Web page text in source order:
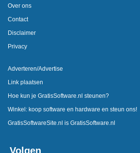
Over ons
Contact
Disclaimer
Privacy
Adverteren/Advertise
Link plaatsen
Hoe kun je GratisSoftware.nl steunen?
Winkel: koop software en hardware en steun ons!
GratisSoftwareSite.nl is GratisSoftware.nl
Volgen